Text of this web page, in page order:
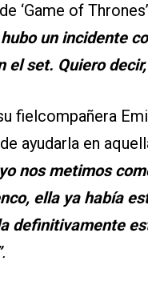
‘Game of
un incidente
set. Quiero decir,
fielcompañera
ayudarla en
nos metimos
ella ya había
definitivamente
.